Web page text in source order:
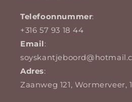
Telefoonnummer:
+316 57 93 18 44
Email:
Adres:
Zaanweg 121, Wormerveer,